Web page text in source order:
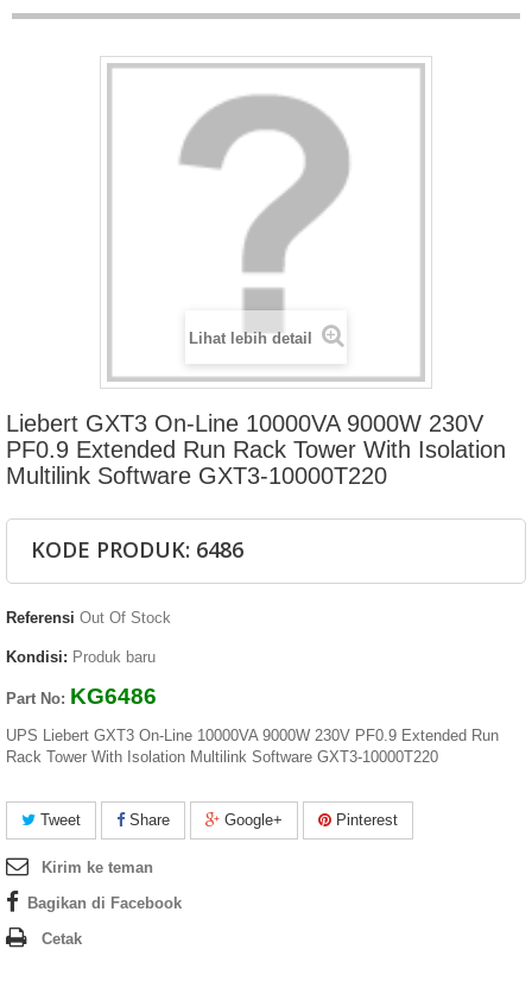
Lihat lebih detail
Liebert GXT3 On-Line 10000VA 9000W 230V
PF0.9 Extended Run Rack Tower With Isolation
Multilink Software GXT3-10000T220
KODE PRODUK: 6486
Referensi Out Of Stock
Kondisi: Produk baru
Part No: KG6486
UPS Liebert GXT3 On-Line 10000VA 9000W 230V PF0.9 Extended Run
Rack Tower With Isolation Multilink Software GXT3-10000T220
Tweet Share Google+ Pinterest
Kirim ke teman
Bagikan di Facebook
Cetak